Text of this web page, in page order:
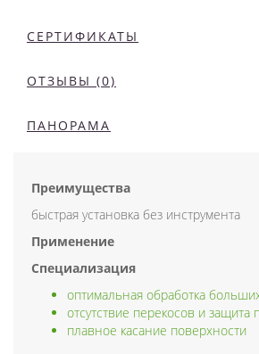
СЕРТИФИКАТЫ
ОТЗЫВЫ (0)
ПАНОРАМА
Преимущества
быстрая установка без инструмента
Применение
Специализация
оптимальная обработка
отсутствие перекосов и защита
плавное касание поверхности